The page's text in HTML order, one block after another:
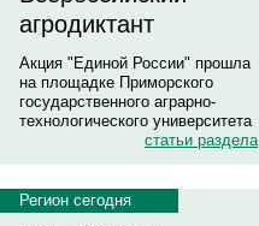
агродиктант
Акция "Единой России" прошла
на площадке Приморского
государственного аграрно-
технологического университета
статьи раздела
Регион сегодня